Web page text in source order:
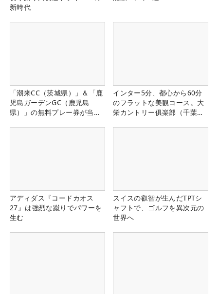
新時代
「潮来CC（茨城県）」＆「鹿
児島ガーデンGC（鹿児島
県）」の無料プレー券が当た
インター5分、都心から60分
のフラットな美観コース。大
栄カントリー俱楽部（千葉
アディダス『コードカオス
27』は強烈な蹴りでパワーを
生む
スイスの叡智が生んだTPTシ
ャフトで、ゴルフを異次元の
世界へ